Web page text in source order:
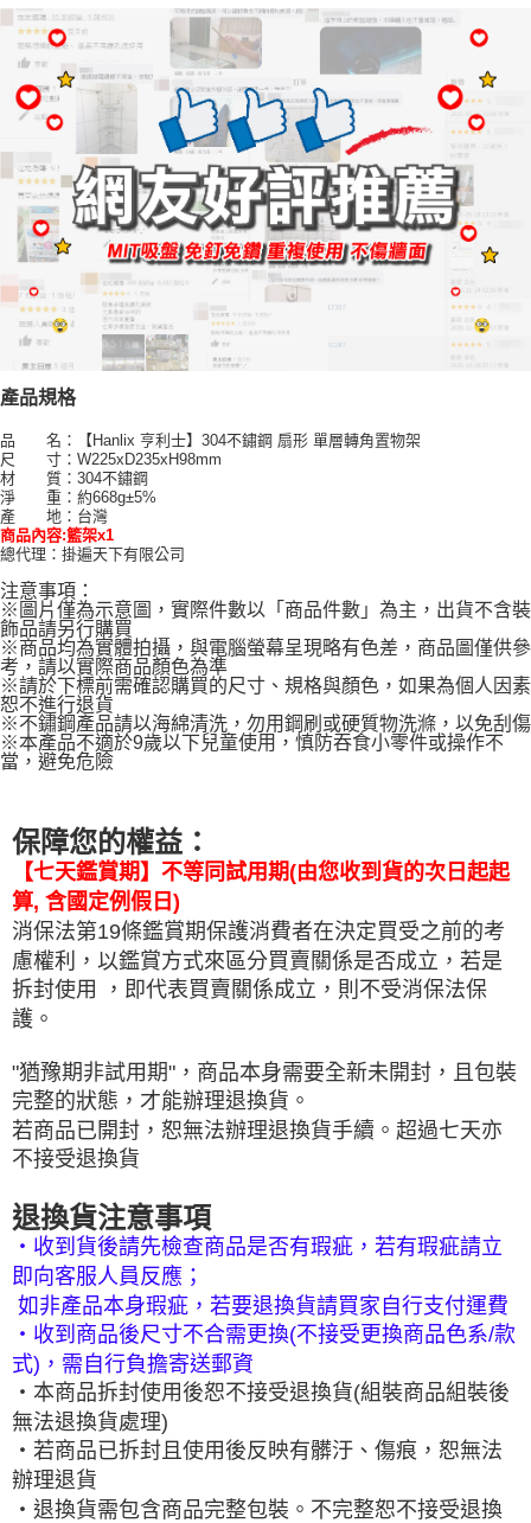
產品規格
品 名：【Hanlix 亨利士】304不鏽鋼 扇形 單層轉角置物架
尺 寸：W225xD235xH98mm
材 質：304不鏽鋼
淨 重：約668g±5%
產 地：台灣
商品內容:籃架x1
總代理：掛遍天下有限公司
注意事項：
※圖片僅為示意圖，實際件數以「商品件數」為主，出貨不含裝
飾品請另行購買
※商品均為實體拍攝，與電腦螢幕呈現略有色差，商品圖僅供參
考，請以實際商品顏色為準
※請於下標前需確認購買的尺寸、規格與顏色，如果為個人因素
恕不進行退貨
※不鏽鋼產品請以海綿清洗，勿用鋼刷或硬質物洗滌，以免刮傷
※本產品不適於9歲以下兒童使用，慎防吞食小零件或操作不
當，避免危險
保障您的權益：
【七天鑑賞期】不等同試用期(由您收到貨的次日起起
算, 含國定例假日)
消保法第19條鑑賞期保護消費者在決定買受之前的考
慮權利，以鑑賞方式來區分買賣關係是否成立，若是
拆封使用 ，即代表買賣關係成立， 則不受消保法保
護。
"猶豫期非試用期"，商品本身需要全新未開封，且包裝
完整的狀態，才能辦理退換貨。
若商品已開封，恕無法辦理退換貨手續。超過七天亦
不接受退換貨
退換貨注意事項
‧收到貨後請先檢查商品是否有瑕疵，若有瑕疵請立
即向客服人員反應；
如非產品本身瑕疵，若要退換貨請買家自行支付運費
‧收到商品後尺寸不合需更換(不接受更換商品色系/款
式)，需自行負擔寄送郵資
‧本商品拆封使用後恕不接受退換貨(組裝商品組裝後
無法退換貨處理)
‧若商品已拆封且使用後反映有髒汙、傷痕，恕無法
辦理退貨
‧退換貨需包含商品完整包裝。不完整恕不接受退換